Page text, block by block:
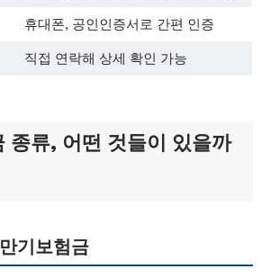
휴대폰, 공인인증서로 간편 인증
직접 연락해 상세 확인 가능
종류, 어떤 것들이 있을까
기보험금